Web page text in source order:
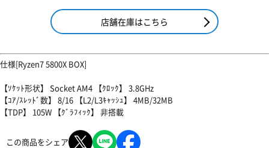
店舗在庫はこちら
仕様[Ryzen7 5800X BOX]
【ｿｹｯﾄ形状】 Socket AM4 【ｸﾛｯｸ】 3.8GHz
【ｺｱ/ｽﾚｯﾄﾞ数】 8/16 【L2/L3ｷｬｯｼｭ】 4MB/32MB
【TDP】 105W 【ｸﾞﾗﾌｨｯｸ】 非搭載
この商品をシェア